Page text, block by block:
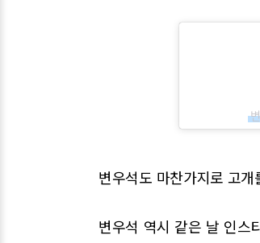
변우석도 마찬가지로 고개
변우석 역시 같은 날 인스